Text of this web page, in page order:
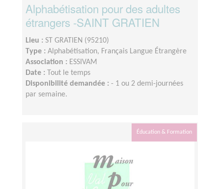
Alphabétisation pour des adultes
étrangers -SAINT GRATIEN
Lieu : ST GRATIEN (95210)
Type : Alphabétisation, Français Langue Étrangère
Association : ESSIVAM
Date :
Tout le temps
Disponibilité demandée : - 1 ou 2 demi-journées
par semaine.
Éducation & Formation